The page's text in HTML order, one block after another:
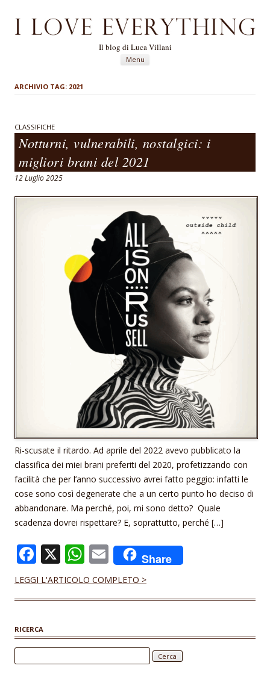
Il blog di Luca Villani
Menu
ARCHIVIO TAG: 2021
CLASSIFICHE
Notturni, vulnerabili, nostalgici: i
migliori brani del 2021
12 Luglio 2025
Ri-scusate il ritardo. Ad aprile del 2022 avevo pubblicato la
classifica dei miei brani preferiti del 2020, profetizzando con
facilità che per l’anno successivo avrei fatto peggio: infatti le
cose sono così degenerate che a un certo punto ho deciso di
abbandonare. Ma perché, poi, mi sono detto? Quale
scadenza dovrei rispettare? E, soprattutto, perché […]
F
ac
e
o
o
k
X W
h
at
A
p
p
E
m
ai
Share
LEGGI L'ARTICOLO COMPLETO >
RICERCA